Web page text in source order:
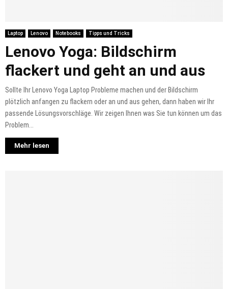
Laptop Lenovo Notebooks Tipps und Tricks
Lenovo Yoga: Bildschirm
flackert und geht an und aus
Sollte Ihr Lenovo Yoga Laptop Probleme machen und der Bildschirm
plötzlich anfangen zu flackern oder an und aus gehen, dann haben wir Ihr
passende Lösungsvorschläge. Wir zeigen Ihnen was Sie tun können um das
Problem...
Mehr lesen